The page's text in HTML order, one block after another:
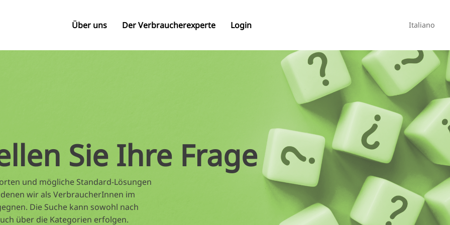
Über uns Der Verbraucherexperte Login Italiano
Sie Ihre Frage
und mögliche Standard-Lösungen
wir als VerbraucherInnen im
Die Suche kann sowohl nach
über die Kategorien erfolgen.